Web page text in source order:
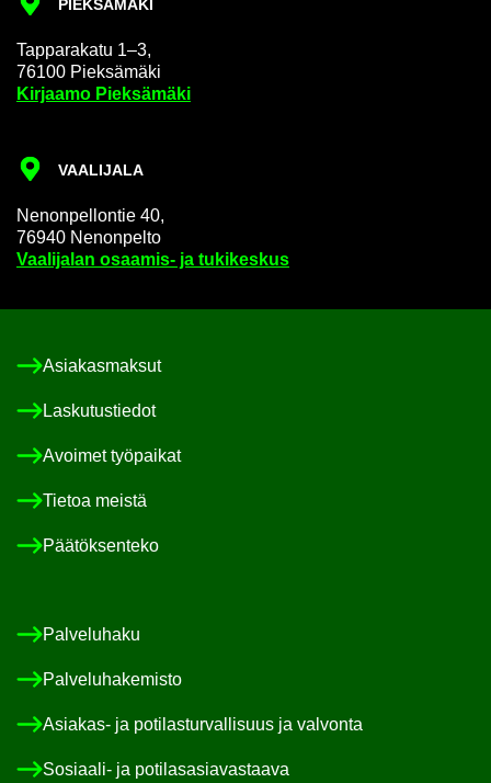
PIEK­SA­MÄ­KI
Tap­pa­ra­ka­tu 1–3,
76100 Piek­sä­mä­ki
Kir­jaa­mo Piek­sä­mä­ki
VAA­LI­JA­LA
Ne­non­pel­lon­tie 40,
76940 Ne­non­pel­to
Vaa­li­ja­lan osaamis-​ ja tu­ki­kes­kus
Asia­kas­mak­sut
Las­ku­tus­tie­dot
Avoi­met työ­pai­kat
Tie­toa meis­tä
Pää­tök­sen­te­ko
Pal­ve­lu­ha­ku
Pal­ve­lu­ha­ke­mis­to
Asiakas-​ ja po­ti­las­tur­val­li­suus ja val­von­ta
Sosiaali-​ ja po­ti­las­asia­vas­taa­va